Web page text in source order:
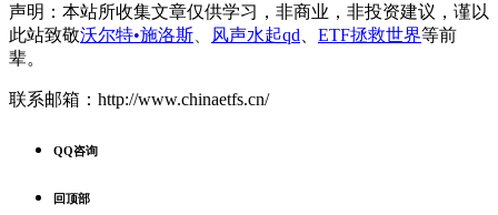
声明：本站所收集文章仅供学习，非商业，非投资建议，谨以
此站致敬沃尔特•施洛斯 风声水起qd ETF拯救世界等前
辈。
联系邮箱：http://www.chinaetfs.cn/
QQ咨询
回顶部